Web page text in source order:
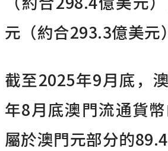
元（約合293.3億美元
截至2025年9月底，
年8月底澳門流通貨
屬於澳門元部分的